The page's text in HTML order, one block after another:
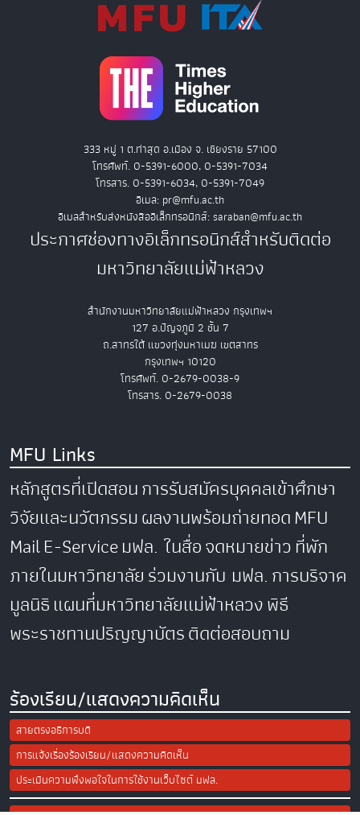
333 หมู่ 1 ต.ท่าสุด อ.เมือง จ. เชียงราย 57100
โทรศัพท์. 0-5391-6000, 0-5391-7034
โทรสาร. 0-5391-6034, 0-5391-7049
อีเมล: pr@mfu.ac.th
อีเมลสำหรับส่งหนังสืออิเล็กทรอนิกส์: saraban@mfu.ac.th
ประกาศช่องทางอิเล็กทรอนิกส์สำหรับติดต่อ
มหาวิทยาลัยแม่ฟ้าหลวง
สำนักงานมหาวิทยาลัยแม่ฟ้าหลวง กรุงเทพฯ
127 อ.ปัญจภูมิ 2 ชั้น 7
ถ.สาทรใต้ แขวงทุ่งมหาเมฆ เขตสาทร
กรุงเทพฯ 10120
โทรศัพท์. 0-2679-0038-9
โทรสาร. 0-2679-0038
MFU Links
หลักสูตรที่เปิดสอนการรับสมัครบุคคลเข้าศึกษา
วิจัยและนวัตกรรมผลงานพร้อมถ่ายทอดMFU
MailE-Serviceมฟล. ในสื่อจดหมายข่าวที่พัก
ภายในมหาวิทยาลัยร่วมงานกับ มฟล.การบริจาค
มูลนิธิแผนที่มหาวิทยาลัยแม่ฟ้าหลวงพิธี
พระราชทานปริญญาบัตรติดต่อสอบถาม
ร้องเรียน/แสดงความคิดเห็น
สายตรงอธิการบดี
การแจ้งเรื่องร้องเรียน/แสดงความคิดเห็น
ประเมินความพึงพอใจในการใช้งานเว็บไซต์ มฟล.